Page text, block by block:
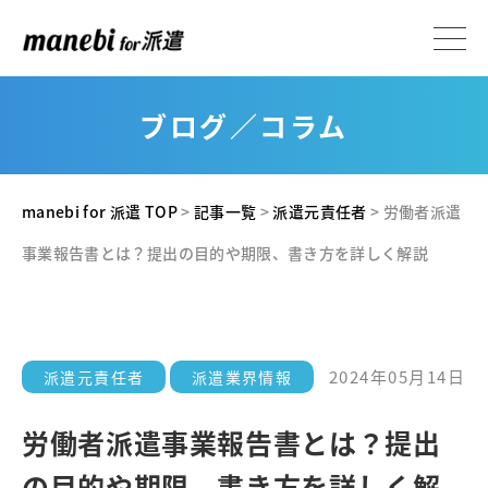
ブログ／コラム
manebi for 派遣 TOP>記事一覧 >派遣元責任者 > 労働者派遣
事業報告書とは？提出の目的や期限、書き方を詳しく解説
派遣元責任者 派遣業界情報 2024年05月14日
労働者派遣事業報告書とは？提出